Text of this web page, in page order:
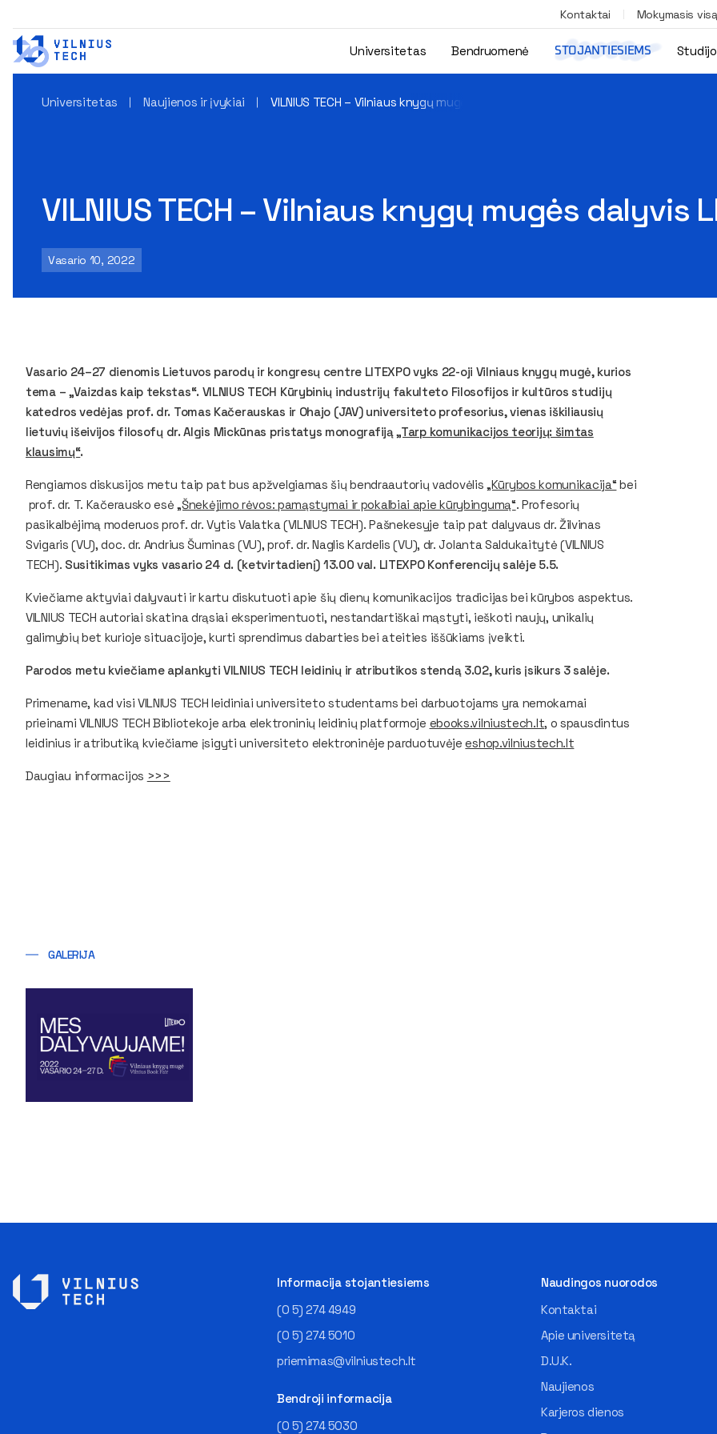
Kontaktai Mokymasis
Universitetas Bendruomenė STOJANTIESIEMS
Universitetas Naujienos ir įvykiai VILNIUS TECH – Vilniaus knygų mugės dalyvis LITEXPO!
VILNIUS TECH – Vilniaus knygų mugės dalyvis
Vasario 10, 2022
Vasario 24–27 dienomis Lietuvos parodų ir kongresų centre LITEXPO vyks 22-oji Vilniaus knygų mugė, kurios
tema – „Vaizdas kaip tekstas“. VILNIUS TECH Kūrybinių industrijų fakulteto Filosofijos ir kultūros studijų
katedros vedėjas prof. dr. Tomas Kačerauskas ir Ohajo (JAV) universiteto profesorius, vienas iškiliausių
lietuvių išeivijos filosofų dr. Algis Mickūnas pristatys monografiją„Tarp komunikacijos teorijų: šimtas
klausimų“.
Rengiamos diskusijos metu taip pat bus apžvelgiamas šių bendraautorių vadovėlis„Kūrybos komunikacija“ bei
prof. dr. T. Kačerausko esė„Šnekėjimo rėvos: pamąstymai ir pokalbiai apie kūrybingumą“. Profesorių
pasikalbėjimą moderuos prof. dr. Vytis Valatka (VILNIUS TECH). Pašnekesyje taip pat dalyvaus dr. Žilvinas
Svigaris (VU), doc. dr. Andrius Šuminas (VU), prof. dr. Naglis Kardelis (VU), dr. Jolanta Saldukaitytė (VILNIUS
TECH). Susitikimas vyks vasario 24 d. (ketvirtadienį) 13.00 val. LITEXPO Konferencijų salėje 5.5.
Kviečiame aktyviai dalyvauti ir kartu diskutuoti apie šių dienų komunikacijos tradicijas bei kūrybos aspektus.
VILNIUS TECH autoriai skatina drąsiai eksperimentuoti, nestandartiškai mąstyti, ieškoti naujų, unikalių
galimybių bet kurioje situacijoje, kurti sprendimus dabarties bei ateities iššūkiams įveikti.
Parodos metu kviečiame aplankyti VILNIUS TECH leidinių ir atributikos stendą 3.02, kuris įsikurs 3 salėje.
Primename, kad visi VILNIUS TECH leidiniai universiteto studentams bei darbuotojams yra nemokamai
prieinami VILNIUS TECH Bibliotekoje arba elektroninių leidinių platformoje ebooks.vilniustech.lt, o spausdintus
leidinius ir atributiką kviečiame įsigyti universiteto elektroninėje parduotuvėjeeshop.vilniustech.lt
Daugiau informacijos >>>
GALERIJA
Informacija stojantiesiems
(0 5) 274 4949
(0 5) 274 5010
priemimas@vilniustech.lt
Bendroji informacija
(0 5) 274 5030
Naudingos nuorodos
Kontaktai
Apie universitetą
D.U.K.
Naujienos
Karjeros dienos